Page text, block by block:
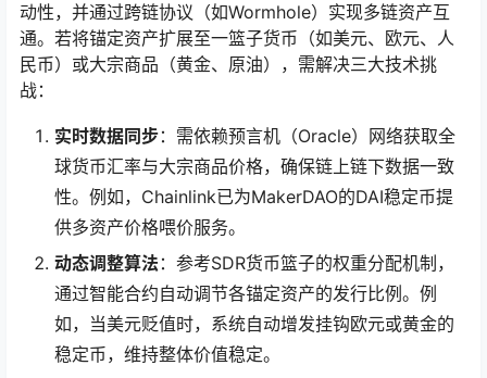
动性，并通过跨链协议（如Wormhole）实现多链资产互
通。若将锚定资产扩展至一篮子货币（如美元、欧元、人
民币）或大宗商品（黄金、原油），需解决三大技术挑
战：
实时数据同步：需依赖预言机（Oracle）网络获取全
球货币汇率与大宗商品价格，确保链上链下数据一致
性。例如，Chainlink已为MakerDAO的DAI稳定币提
供多资产价格喂价服务。
动态调整算法 ：参考SDR货币篮子的权重分配机制，
通过智能合约自动调节各锚定资产的发行比例。例
如，当美元贬值时，系统自动增发挂钩欧元或黄金的
稳定币，维持整体价值稳定。